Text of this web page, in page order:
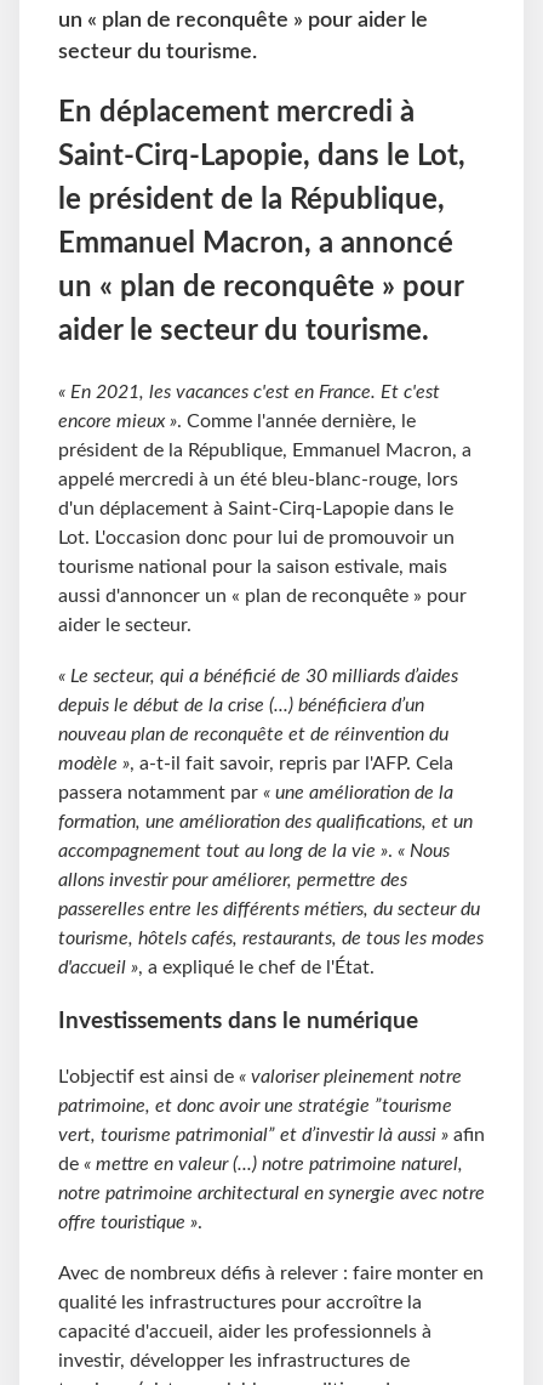
un « plan de reconquête » pour aider le
secteur du tourisme.
En déplacement mercredi à
Saint-Cirq-Lapopie, dans le Lot,
le président de la République,
Emmanuel Macron, a annoncé
un « plan de reconquête » pour
aider le secteur du tourisme.
« En 2021, les vacances c'est en France. Et c'est
encore mieux ». Comme l'année dernière, le
président de la République, Emmanuel Macron, a
appelé mercredi à un été bleu-blanc-rouge, lors
d'un déplacement à Saint-Cirq-Lapopie dans le
Lot. L'occasion donc pour lui de promouvoir un
tourisme national pour la saison estivale, mais
aussi d'annoncer un « plan de reconquête » pour
aider le secteur.
« Le secteur, qui a bénéficié de 30 milliards d’aides
depuis le début de la crise (...) bénéficiera d’un
nouveau plan de reconquête et de réinvention du
modèle », a-t-il fait savoir, repris par l'AFP. Cela
passera notamment par « une amélioration de la
formation, une amélioration des qualifications, et un
accompagnement tout au long de la vie ». « Nous
allons investir pour améliorer, permettre des
passerelles entre les différents métiers, du secteur du
tourisme, hôtels cafés, restaurants, de tous les modes
d'accueil », a expliqué le chef de l'État.
Investissements dans le numérique
L'objectif est ainsi de « valoriser pleinement notre
patrimoine, et donc avoir une stratégie ”tourisme
vert, tourisme patrimonial” et d’investir là aussi » afin
de « mettre en valeur (...) notre patrimoine naturel,
notre patrimoine architectural en synergie avec notre
offre touristique ».
Avec de nombreux défis à relever : faire monter en
qualité les infrastructures pour accroître la
capacité d'accueil, aider les professionnels à
investir, développer les infrastructures de